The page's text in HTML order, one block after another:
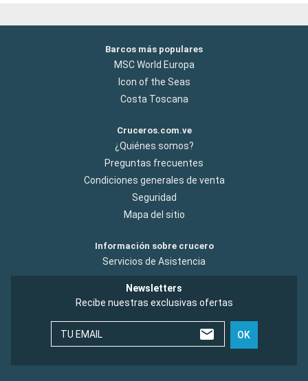
Barcos más populares
MSC World Europa
Icon of the Seas
Costa Toscana
Cruceros.com.ve
¿Quiénes somos?
Preguntas frecuentes
Condiciones generales de venta
Seguridad
Mapa del sitio
Información sobre crucero
Servicios de Asistencia
Newsletters
Recibe nuestras exclusivas ofertas
TU EMAIL OK